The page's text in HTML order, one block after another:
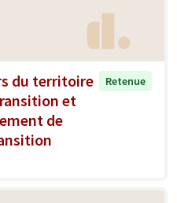
du territoire
et
de
Retenue